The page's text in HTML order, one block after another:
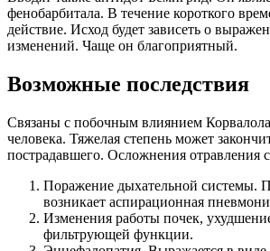
фенобарбитала. В течение короткого
действие. Исход будет зависеть о
изменений. Чаще он благоприятный.
Возможные последствия
Связаны с побочным влиянием
человека. Тяжелая степень может
пострадавшего. Осложнения отравления
Поражение дыхательной системы.
возникает аспирационная
Изменения работы почек,
фильтрующей функции.